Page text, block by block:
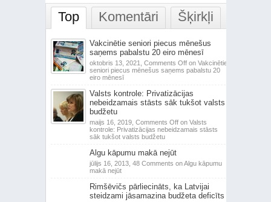
Top Komentāri Šķirkļi
Vakcinētie seniori piecus mēnešus
saņems pabalstu 20 eiro mēnesī
oktobris 13, 2021, Comments Offon Vakcinētie
seniori piecus mēnešus saņems pabalstu 20
eiro mēnesī
Valsts kontrole: Privatizācijas
nebeidzamais stāsts sāk tukšot valsts
budžetu
maijs 16, 2019, Comments Offon Valsts
kontrole: Privatizācijas nebeidzamais stāsts
sāk tukšot valsts budžetu
Algu kāpumu makā nejūt
jūlijs 16, 2013, 48 Comments on Algu kāpumu
makā nejūt
Rimšēvičs pārliecināts, ka Latvijai
steidzami jāsamazina budžeta deficīts